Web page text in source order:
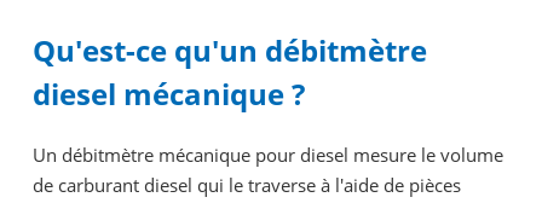
Qu'est-ce qu'un débitmètre
diesel mécanique ?
Un débitmètre mécanique pour diesel mesure le volume
de carburant diesel qui le traverse à l'aide de pièces